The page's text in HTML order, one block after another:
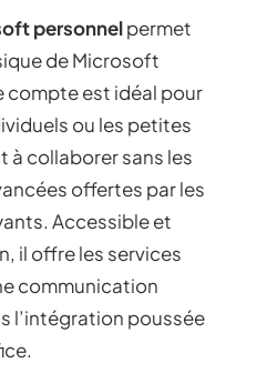
personnelpermet
de Microsoft
compte est idéal pour
ou les petites
à collaborer sans les
offertes par les
Accessible et
il offre les services
communication
l’intégration poussée